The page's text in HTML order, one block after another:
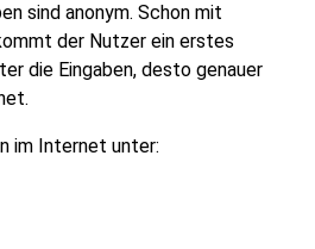
sind anonym. Schon mit
der Nutzer ein erstes
die Eingaben, desto genauer
im Internet unter: